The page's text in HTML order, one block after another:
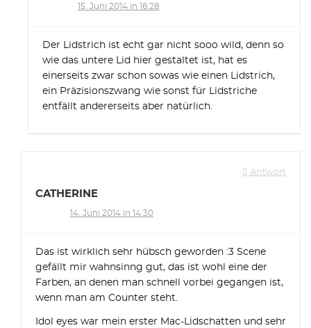
15. Juni 2014 in 16:28
Der Lidstrich ist echt gar nicht sooo wild, denn so
wie das untere Lid hier gestaltet ist, hat es
einerseits zwar schon sowas wie einen Lidstrich,
ein Präzisionszwang wie sonst für Lidstriche
entfällt andererseits aber natürlich.
Antwort
CATHERINE
14. Juni 2014 in 14:30
Das ist wirklich sehr hübsch geworden :3 Scene
gefällt mir wahnsinng gut, das ist wohl eine der
Farben, an denen man schnell vorbei gegangen ist,
wenn man am Counter steht.
Idol eyes war mein erster Mac-Lidschatten und sehr